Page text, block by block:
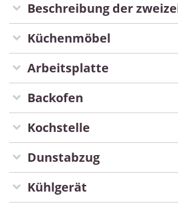
Beschreibung der
Küchenmöbel
Arbeitsplatte
Backofen
Kochstelle
Dunstabzug
Kühlgerät